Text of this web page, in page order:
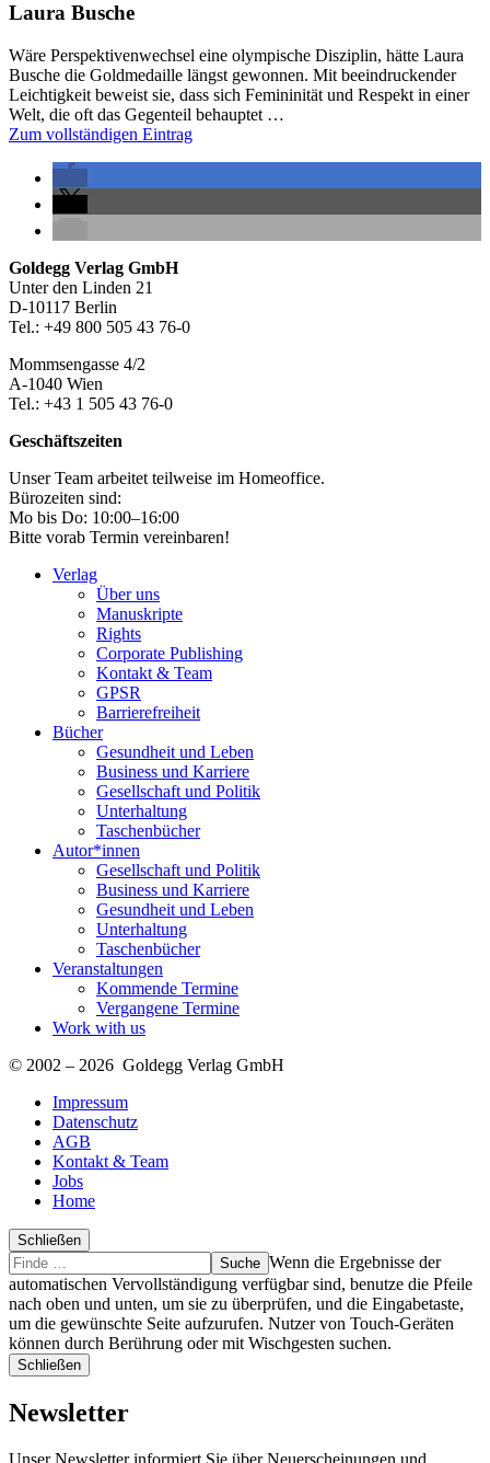
Laura Busche
Wäre Perspektivenwechsel eine olympische Disziplin, hätte Laura
Busche die Goldmedaille längst gewonnen. Mit beeindruckender
Leichtigkeit beweist sie, dass sich Femininität und Respekt in einer
Welt, die oft das Gegenteil behauptet …
Zum vollständigen Eintrag
Seitenleiste
Footer-
Section
Goldegg Verlag GmbH
Unter den Linden 21
D-10117 Berlin
Tel.: +49 800 505 43 76-0
Mommsengasse 4/2
A-1040 Wien
Tel.: +43 1 505 43 76-0
Geschäftszeiten
Unser Team arbeitet teilweise im Homeoffice.
Bürozeiten sind:
Mo bis Do: 10:00–16:00
Bitte vorab Termin vereinbaren!
Verlag
Über uns
Manuskripte
Rights
Corporate Publishing
Kontakt & Team
GPSR
Barrierefreiheit
Bücher
Gesundheit und Leben
Business und Karriere
Gesellschaft und Politik
Unterhaltung
Taschenbücher
Autor*innen
Gesellschaft und Politik
Business und Karriere
Gesundheit und Leben
Unterhaltung
Taschenbücher
Veranstaltungen
Kommende Termine
Vergangene Termine
Work with us
© 2002 – 2026 Goldegg Verlag GmbH
Impressum
Datenschutz
AGB
Kontakt & Team
Jobs
Home
Schließen
Suche
Finde
…
Wenn die Ergebnisse der
automatischen Vervollständigung verfügbar sind, benutze die Pfeile
nach oben und unten, um sie zu überprüfen, und die Eingabetaste,
um die gewünschte Seite aufzurufen. Nutzer von Touch-Geräten
können durch Berührung oder mit Wischgesten suchen.
Schließen
Newsletter
Unser Newsletter informiert Sie über Neuerscheinungen und